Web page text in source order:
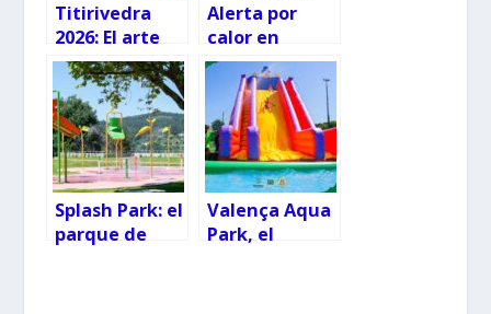
Titirivedra
2026: El arte
de los títeres
invade las
calles de
Pontevedra
Alerta por
calor en
Galicia, en el
punto de mira
del Ministerio
de Salud
Splash Park: el
parque de
Valença Aqua
Park, el